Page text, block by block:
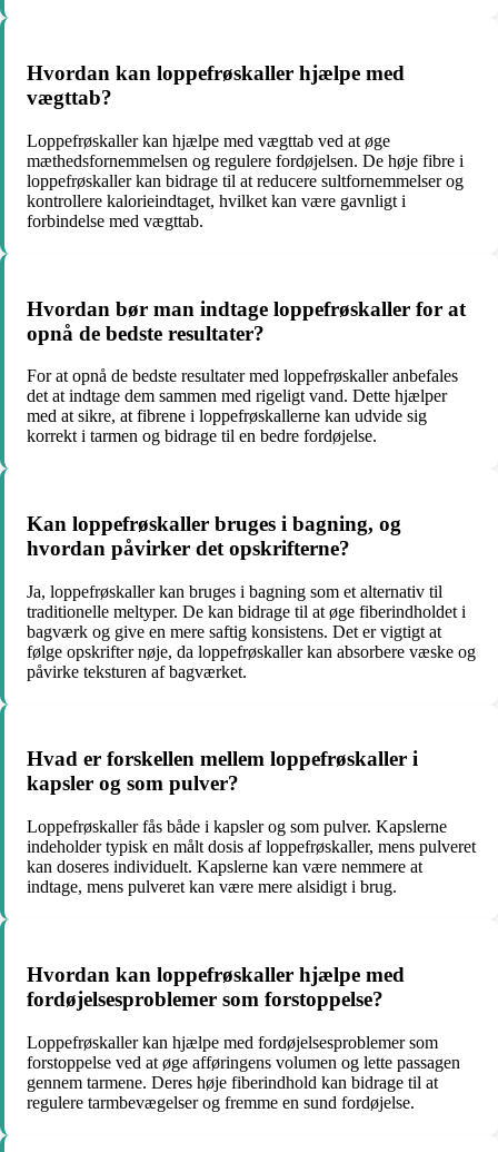
Hvordan kan loppefrøskaller hjælpe med
vægttab?
Loppefrøskaller kan hjælpe med vægttab ved at øge
mæthedsfornemmelsen og regulere fordøjelsen. De høje fibre i
loppefrøskaller kan bidrage til at reducere sultfornemmelser og
kontrollere kalorieindtaget, hvilket kan være gavnligt i
forbindelse med vægttab.
Hvordan bør man indtage loppefrøskaller for at
opnå de bedste resultater?
For at opnå de bedste resultater med loppefrøskaller anbefales
det at indtage dem sammen med rigeligt vand. Dette hjælper
med at sikre, at fibrene i loppefrøskallerne kan udvide sig
korrekt i tarmen og bidrage til en bedre fordøjelse.
Kan loppefrøskaller bruges i bagning, og
hvordan påvirker det opskrifterne?
Ja, loppefrøskaller kan bruges i bagning som et alternativ til
traditionelle meltyper. De kan bidrage til at øge fiberindholdet i
bagværk og give en mere saftig konsistens. Det er vigtigt at
følge opskrifter nøje, da loppefrøskaller kan absorbere væske og
påvirke teksturen af bagværket.
Hvad er forskellen mellem loppefrøskaller i
kapsler og som pulver?
Loppefrøskaller fås både i kapsler og som pulver. Kapslerne
indeholder typisk en målt dosis af loppefrøskaller, mens pulveret
kan doseres individuelt. Kapslerne kan være nemmere at
indtage, mens pulveret kan være mere alsidigt i brug.
Hvordan kan loppefrøskaller hjælpe med
fordøjelsesproblemer som forstoppelse?
Loppefrøskaller kan hjælpe med fordøjelsesproblemer som
forstoppelse ved at øge afføringens volumen og lette passagen
gennem tarmene. Deres høje fiberindhold kan bidrage til at
regulere tarmbevægelser og fremme en sund fordøjelse.